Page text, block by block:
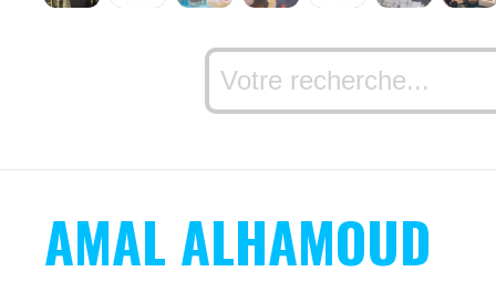
AMAL ALHAMOUD